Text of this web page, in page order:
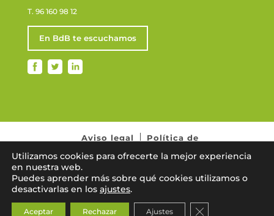
T. 96 160 98 12
En BdB te escuchamos
Aviso legal
Política de
privacidad
Normativa de cookies
Utilizamos cookies para ofrecerte la mejor experiencia
en nuestra web.
Puedes aprender más sobre qué cookies utilizamos o
desactivarlas en los ajustes.
Aceptar Rechazar Ajustes Cerrar el banner